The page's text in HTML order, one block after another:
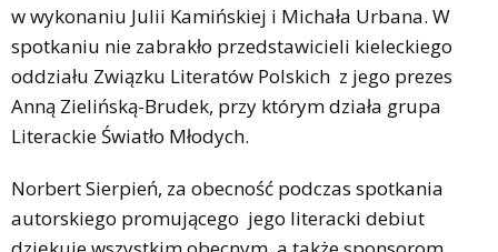
w wykonaniu Julii Kamińskiej i Michała Urbana. W
spotkaniu nie zabrakło przedstawicieli kieleckiego
oddziału Związku Literatów Polskich z jego prezes
Anną Zielińską-Brudek, przy którym działa grupa
Literackie Światło Młodych.
Norbert Sierpień, za obecność podczas spotkania
autorskiego promującego jego literacki debiut